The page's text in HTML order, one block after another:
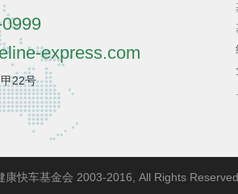
express.com
22号
康快车基金会 2003-2016, All Rights